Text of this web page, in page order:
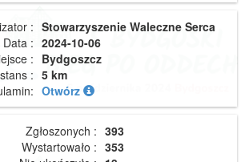
: Stowarzyszenie Waleczne Serca
Data : 2024-10-06
:
Bydgoszcz
: 5 km
Otwórz
Zgłoszonych : 393
Wystartowało : 353